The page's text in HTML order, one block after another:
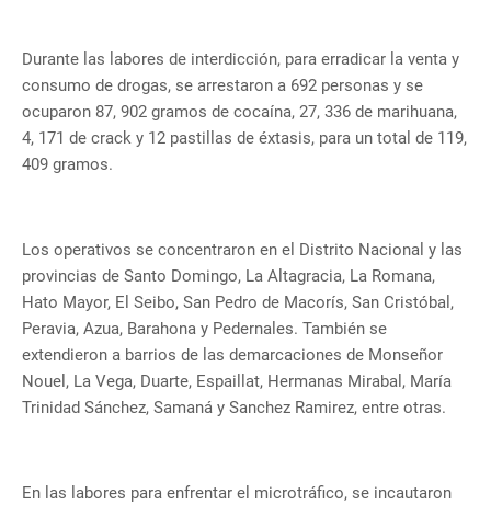
Durante las labores de interdicción, para erradicar la venta y
consumo de drogas, se arrestaron a 692 personas y se
ocuparon 87, 902 gramos de cocaína, 27, 336 de marihuana,
4, 171 de crack y 12 pastillas de éxtasis, para un total de 119,
409 gramos.
Los operativos se concentraron en el Distrito Nacional y las
provincias de Santo Domingo, La Altagracia, La Romana,
Hato Mayor, El Seibo, San Pedro de Macorís, San Cristóbal,
Peravia, Azua, Barahona y Pedernales. También se
extendieron a barrios de las demarcaciones de Monseñor
Nouel, La Vega, Duarte, Espaillat, Hermanas Mirabal, María
Trinidad Sánchez, Samaná y Sanchez Ramirez, entre otras.
En las labores para enfrentar el microtráfico, se incautaron